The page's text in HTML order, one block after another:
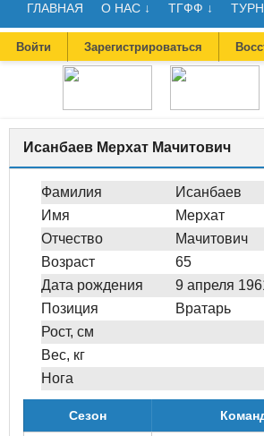
ГЛАВНАЯ О НАС ↓ ТГФФ ↓
Войти Зарегистрироваться
Исанбаев Мерхат Мачитович
Фамилия
Исанбаев
Имя
Мерхат
Отчество
Мачитович
Возраст
65
Дата рождения
9 апреля
Позиция
Вратарь
Рост, см
Вес, кг
Нога
Сезон